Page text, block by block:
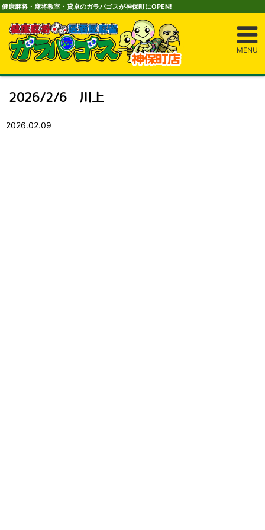
健康麻将・麻将教室・貸卓のガラパゴスが神保町にOPEN!
MENU
2026/2/6 川上
2026.02.09